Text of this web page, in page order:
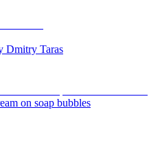
Dmitry Taras
on soap bubbles